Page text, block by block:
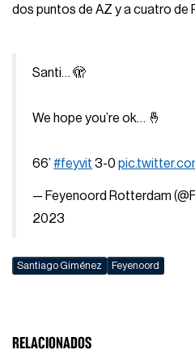
dos puntos de AZ y a cuatro de
Santi… 🫣
We hope you’re ok… 🤞
66’#feyvit 3-0
— Feyenoord Rotterdam
2023
Santiago Giménez Feyenoord
RELACIONADOS